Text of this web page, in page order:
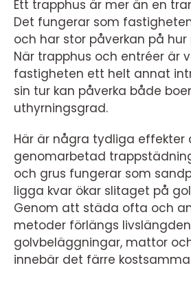
Ett trapphus är mer än en
Det fungerar som
och har stor påverkan på hur
När trapphus och entréer är
fastigheten ett helt annat
sin tur kan påverka både
uthyrningsgrad.
Här är några tydliga effekter
genomarbetad
och grus fungerar som
ligga kvar ökar slitaget på
Genom att städa ofta och
metoder förlängs
golvbeläggningar, mattor
innebär det färre